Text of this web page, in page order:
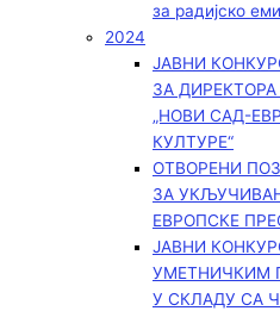
за радијско
2024
ЈАВНИ
ЗА
„НОВИ САД-
КУЛТУРЕ“
ОТВОРЕНИ
ЗА
ЕВРОПСКЕ
ЈАВНИ
УМЕТНИЧКИМ
У СКЛАДУ СА